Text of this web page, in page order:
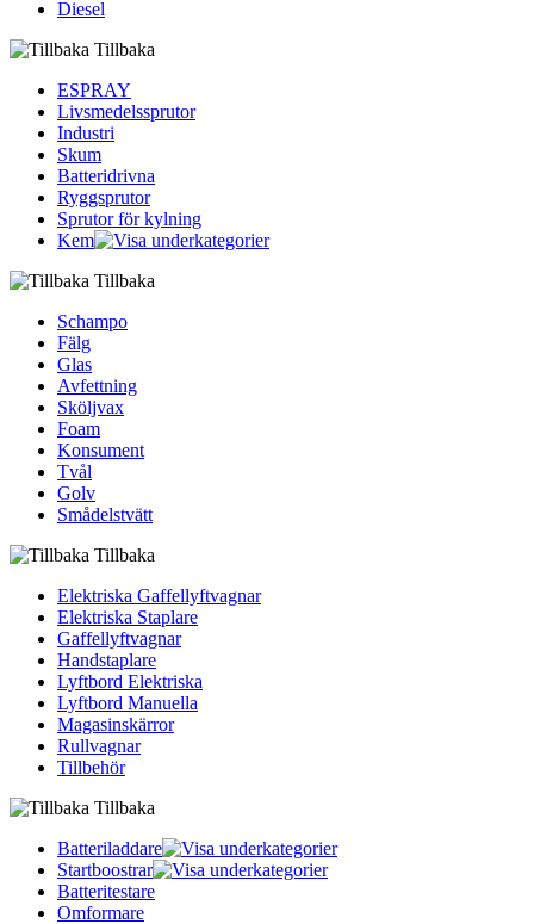
Diesel
Tillbaka
ESPRAY
Livsmedelssprutor
Industri
Skum
Batteridrivna
Ryggsprutor
Sprutor för kylning
Kem
Tillbaka
Schampo
Fälg
Glas
Avfettning
Sköljvax
Foam
Konsument
Tvål
Golv
Smådelstvätt
Tillbaka
Elektriska Gaffellyftvagnar
Elektriska Staplare
Gaffellyftvagnar
Handstaplare
Lyftbord Elektriska
Lyftbord Manuella
Magasinskärror
Rullvagnar
Tillbehör
Tillbaka
Batteriladdare
Startboostrar
Batteritestare
Omformare